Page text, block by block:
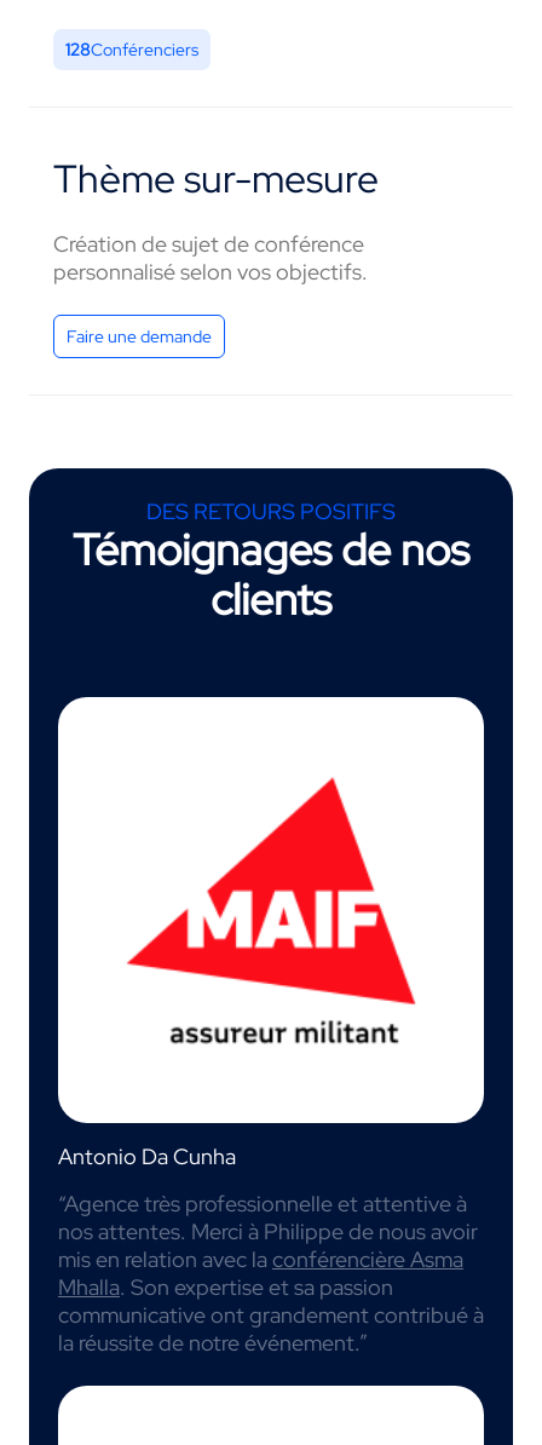
128Conférenciers
Thème sur-mesure
Création de sujet de conférence
personnalisé selon vos objectifs.
Faire une demande
DES RETOURS POSITIFS
Témoignages de nos
clients
Antonio Da Cunha
“Agence très professionnelle et attentive à
nos attentes. Merci à Philippe de nous avoir
mis en relation avec la conférencière Asma
Mhalla. Son expertise et sa passion
communicative ont grandement contribué à
la réussite de notre événement.”